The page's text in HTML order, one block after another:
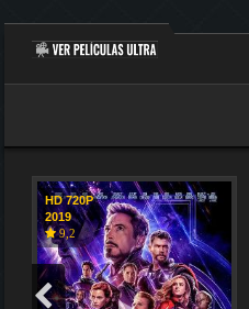
HD 720P
2019
9,2